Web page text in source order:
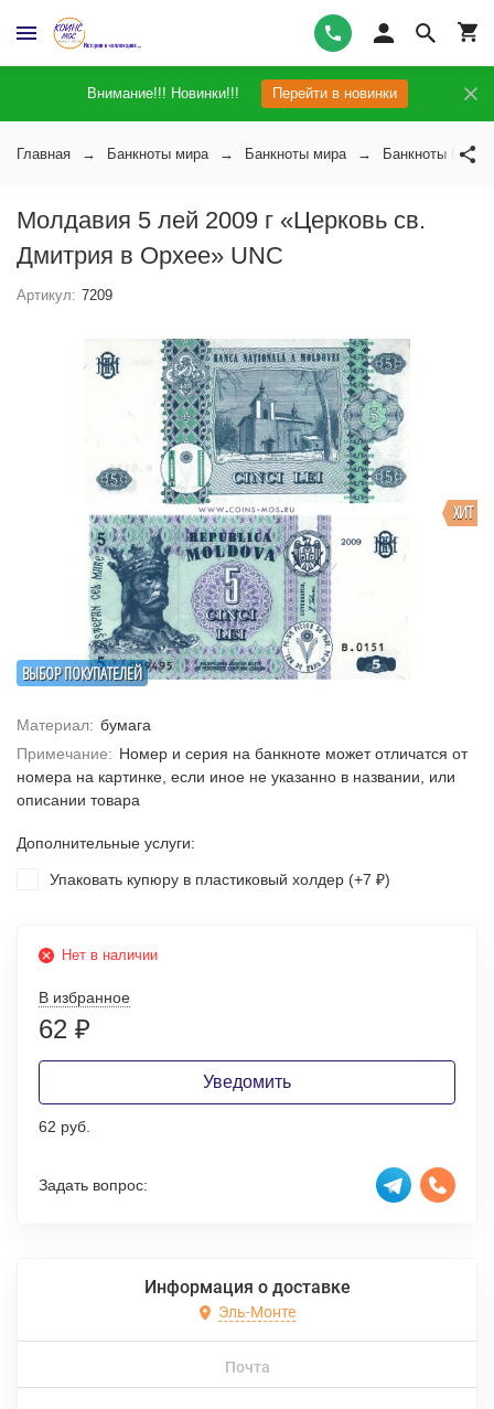
Внимание!!! Новинки!!! Перейти в новинки
Главная Банкноты мира Банкноты мира Банкноты
Молдавия 5 лей 2009 г «Церковь св.
Дмитрия в Орхее» UNC
Артикул: 7209
ВЫБОР ПОКУПАТЕЛЕЙ
ХИТ
Материал: бумага
Примечание: Номер и серия на банкноте может отличатся от
номера на картинке, если иное не указанно в названии, или
описании товара
Дополнительные услуги:
Упаковать купюру в пластиковый холдер (+7 ₽)
Нет в наличии
В избранное
62 ₽
Уведомить
62 руб.
Задать вопрос:
Информация о доставке
Эль-Монте
Почта